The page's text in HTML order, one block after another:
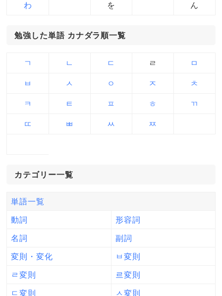
わ を ん
勉強した単語 カナダラ順一覧
ㄱ ㄴ ㄷ ㄹ ㅁ
ㅂ ㅅ ㅇ ㅈ ㅊ
ㅋ ㅌ ㅍ ㅎ ㄲ
ㄸ ㅃ ㅆ ㅉ
カテゴリー一覧
単語一覧
動詞 形容詞
名詞 副詞
変則・変化 ㅂ変則
ㄹ変則 르変則
ㄷ変則 ㅅ変則